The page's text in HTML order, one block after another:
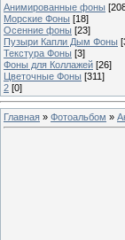
Анимированные фоны
Морские Фоны [18]
Осенние фоны [23]
Пузыри Капли Дым Фоны
Текстура Фоны [3]
Фоны для Коллажей [26]
Цветочные Фоны [311]
2 [0]
Главная » Фотоальбом »